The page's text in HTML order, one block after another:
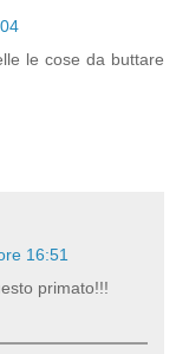
le cose da buttare
16:51
primato!!!